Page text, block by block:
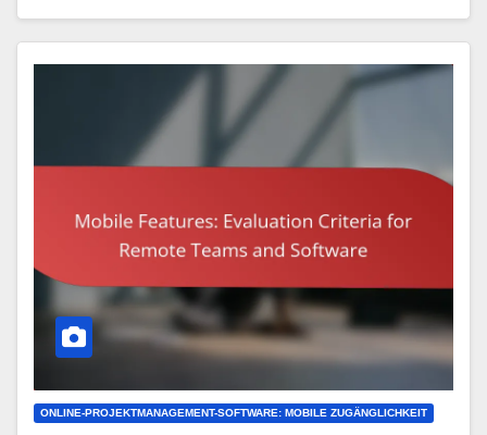
ONLINE-PROJEKTMANAGEMENT-SOFTWARE: MOBILE ZUGÄNGLICHKEIT